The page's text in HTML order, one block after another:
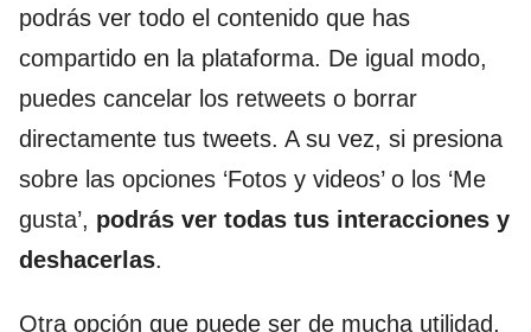
podrás ver todo el contenido que has
compartido en la plataforma. De igual modo,
puedes cancelar los retweets o borrar
directamente tus tweets. A su vez, si presiona
sobre las opciones ‘Fotos y videos’ o los ‘Me
gusta’, podrás ver todas tus interacciones y
deshacerlas.
Otra opción que puede ser de mucha utilidad,